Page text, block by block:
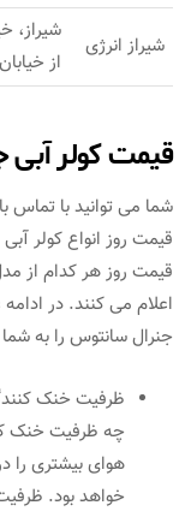
شیراز انرژی
شیراز،
از
قیمت کولر آبی
شما می توانید با تماس
قیمت روز انواع کولر
قیمت روز هر کدام از
اعلام می کنند. در
جنرال سانتوس را به
چه ظرفیت خنک
هوای بیشتری را
خواهد بود.